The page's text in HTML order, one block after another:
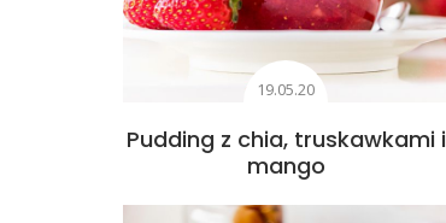
19.05.20
Pudding z chia, truskawkami i
mango